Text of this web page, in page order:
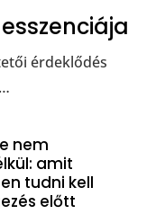
érdeklődés
nem
amit
tudni kell
előtt